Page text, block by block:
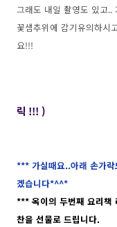
그래도 내일 촬영도 있고..
꽃샘추위에 감기유의하시
요!!!
릭 !!! )
*** 가실때요..아래 손가
겠습니다*^^*
*** 옥이의 두번째 요리책
찬을 선물로 드립니다.